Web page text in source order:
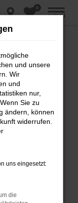
0
MENÜ
–
ist wie
und unsere
Wir
und
nur,
Sie zu
ändern, können
widerrufen.
uns eingesetzt:
die